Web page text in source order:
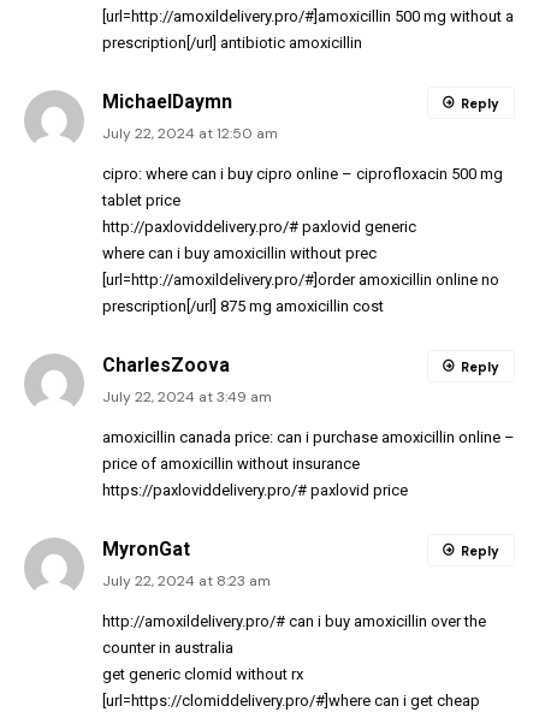
[url=http://amoxildelivery.pro/#]amoxicillin 500 mg without a
prescription[/url] antibiotic amoxicillin
MichaelDaymn
July 22, 2024 at 12:50 am
cipro: where can i buy cipro online – ciprofloxacin 500 mg
tablet price
http://paxloviddelivery.pro/# paxlovid generic
where can i buy amoxicillin without prec
[url=http://amoxildelivery.pro/#]order amoxicillin online no
prescription[/url] 875 mg amoxicillin cost
Reply
CharlesZoova
July 22, 2024 at 3:49 am
amoxicillin canada price: can i purchase amoxicillin online –
price of amoxicillin without insurance
https://paxloviddelivery.pro/# paxlovid price
Reply
MyronGat
July 22, 2024 at 8:23 am
http://amoxildelivery.pro/# can i buy amoxicillin over the
counter in australia
get generic clomid without rx
[url=https://clomiddelivery.pro/#]where can i get cheap
Reply